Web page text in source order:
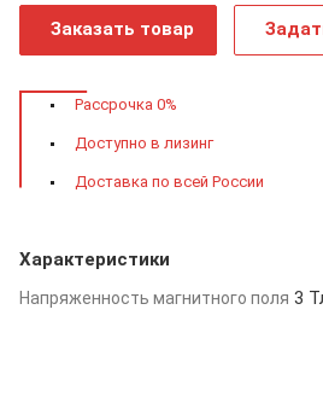
Заказать товар
Рассрочка 0%
Доступно в лизинг
Доставка по всей России
Характеристики
Напряженность магнитного поля 3